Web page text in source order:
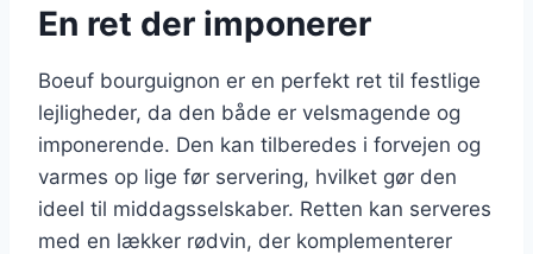
En ret der imponerer
Boeuf bourguignon er en perfekt ret til festlige
lejligheder, da den både er velsmagende og
imponerende. Den kan tilberedes i forvejen og
varmes op lige før servering, hvilket gør den
ideel til middagsselskaber. Retten kan serveres
med en lækker rødvin, der komplementerer